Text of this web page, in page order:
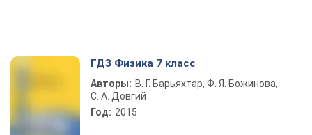
ГДЗ Физика 7 класс
Авторы: В. Г. Барьяхтар, Ф. Я. Божинова,
С. А. Довгий
Год: 2015